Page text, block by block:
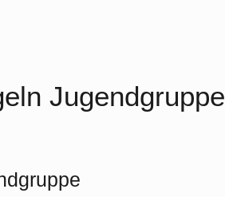
Jugendgruppe